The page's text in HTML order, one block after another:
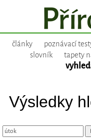
články poznávací
slovník
tapety
Výsledky